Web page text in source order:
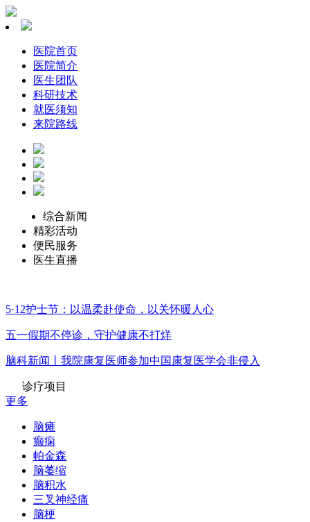
医院首页
医院简介
医生团队
科研技术
就医须知
来院路线
综合新闻
精彩活动
便民服务
医生直播
5·12护士节：以温柔赴使命，以关怀暖人心
五一假期不停诊，守护健康不打烊
脑科新闻丨我院康复医师参加中国康复医学会非侵入
诊疗项目
更多
脑瘫
癫痫
帕金森
脑萎缩
脑积水
三叉神经痛
脑梗